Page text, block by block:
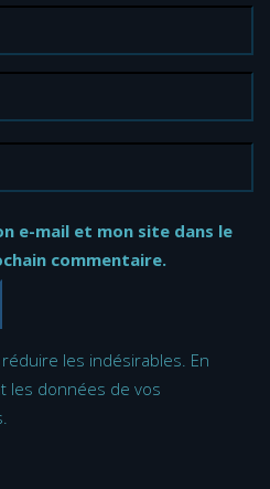
e-mail et mon site dans le
commentaire.
les indésirables. En
les données de vos
.